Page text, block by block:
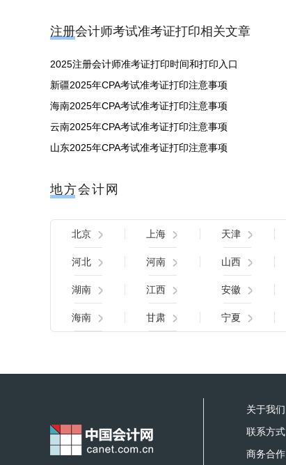
注册会计师考试准考证打印相关文章
2025注册会计师准考证打印时间和打印入口
新疆2025年CPA考试准考证打印注意事项
海南2025年CPA考试准考证打印注意事项
云南2025年CPA考试准考证打印注意事项
山东2025年CPA考试准考证打印注意事项
地方会计网
北京 上海 天津
河北 河南 山西
湖南 江西 安徽
海南 甘肃 宁夏
关于我们
联系方式
商务合作